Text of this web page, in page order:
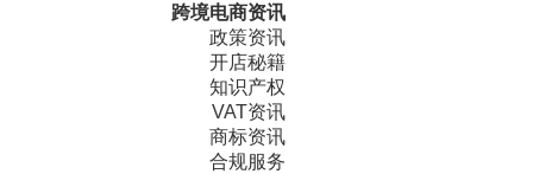
跨境电商资讯
政策资讯
开店秘籍
知识产权
VAT资讯
商标资讯
合规服务